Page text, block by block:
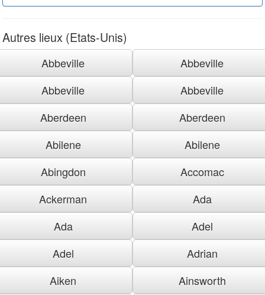
Autres lieux (Etats-Unis)
Abbeville
Abbeville
Abbeville
Abbeville
Aberdeen
Aberdeen
Abilene
Abilene
Abingdon
Accomac
Ackerman
Ada
Ada
Adel
Adel
Adrian
Aiken
Ainsworth